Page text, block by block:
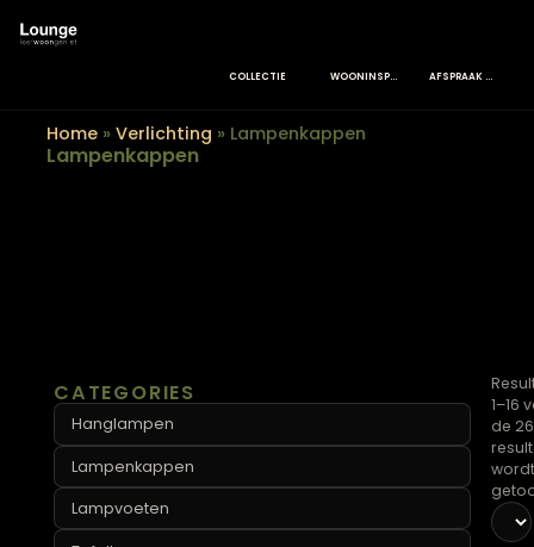
Home»Verlichting»Lampenkappen
Lampenkappen
CATEGORIES
Hanglampen
Lampenkappen